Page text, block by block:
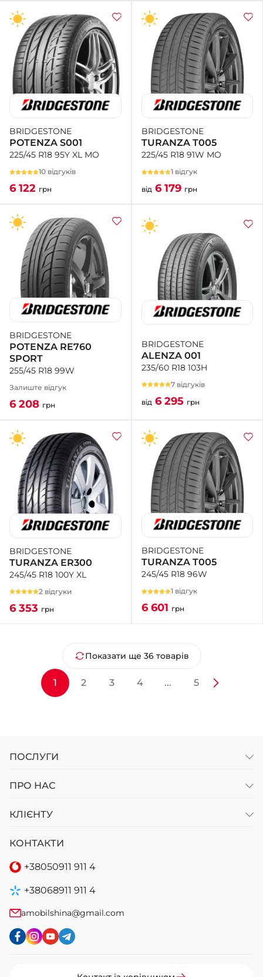
BRIDGESTONE
POTENZA S001
225/45 R18 95Y XL MO
10 відгуків
6 122 грн
BRIDGESTONE
TURANZA T005
225/45 R18 91W MO
1 відгук
від 6 179 грн
BRIDGESTONE
POTENZA RE760
SPORT
255/45 R18 99W
Залиште відгук
6 208 грн
BRIDGESTONE
ALENZA 001
235/60 R18 103H
7 відгуків
від 6 295 грн
BRIDGESTONE
TURANZA ER300
245/45 R18 100Y XL
2 відгуки
6 353 грн
BRIDGESTONE
TURANZA T005
245/45 R18 96W
1 відгук
6 601 грн
Показати ще 36 товарів
1 2 3 4 ... 5
ПОСЛУГИ
ПРО НАС
КЛІЄНТУ
КОНТАКТИ
+38050911 911 4
+38068911 911 4
amobilshina@gmail.com